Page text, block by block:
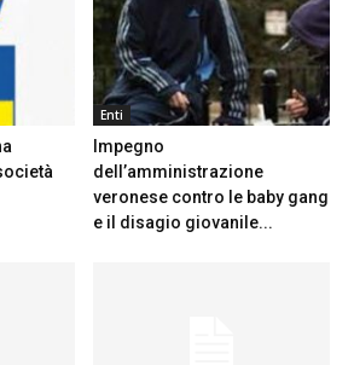
Enti
Impegno
dell’amministrazione
veronese contro le baby gang
e il disagio giovanile...